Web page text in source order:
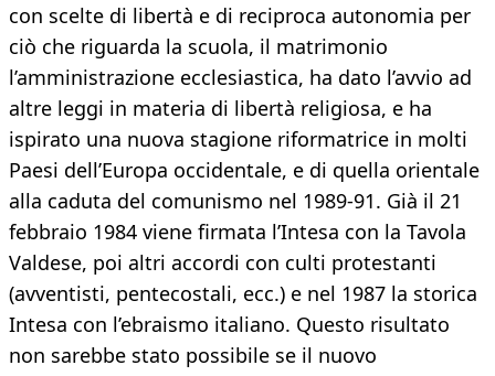
con scelte di libertà e di reciproca autonomia per
ciò che riguarda la scuola, il matrimonio
l’amministrazione ecclesiastica, ha dato l’avvio ad
altre leggi in materia di libertà religiosa, e ha
ispirato una nuova stagione riformatrice in molti
Paesi dell’Europa occidentale, e di quella orientale
alla caduta del comunismo nel 1989-91. Già il 21
febbraio 1984 viene firmata l’Intesa con la Tavola
Valdese, poi altri accordi con culti protestanti
(avventisti, pentecostali, ecc.) e nel 1987 la storica
Intesa con l’ebraismo italiano. Questo risultato
non sarebbe stato possibile se il nuovo